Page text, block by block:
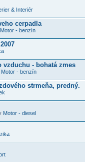
& Interiér
cerpadla
Motor - benzín
vzduchu - bohatá zmes
Motor - benzín
strmeňa, predný.
Motor - diesel